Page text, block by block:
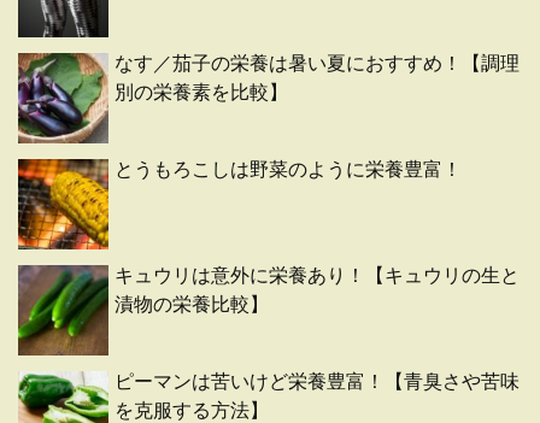
なす／茄子の栄養は暑い夏におすすめ！【調理
別の栄養素を比較】
とうもろこしは野菜のように栄養豊富！
キュウリは意外に栄養あり！【キュウリの生と
漬物の栄養比較】
ピーマンは苦いけど栄養豊富！【青臭さや苦味
を克服する方法】